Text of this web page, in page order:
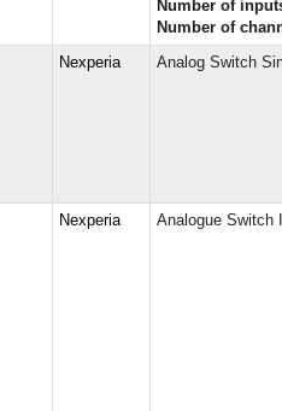
Number of
Number of
Nexperia Analog Switch
Nexperia Analogue Switch